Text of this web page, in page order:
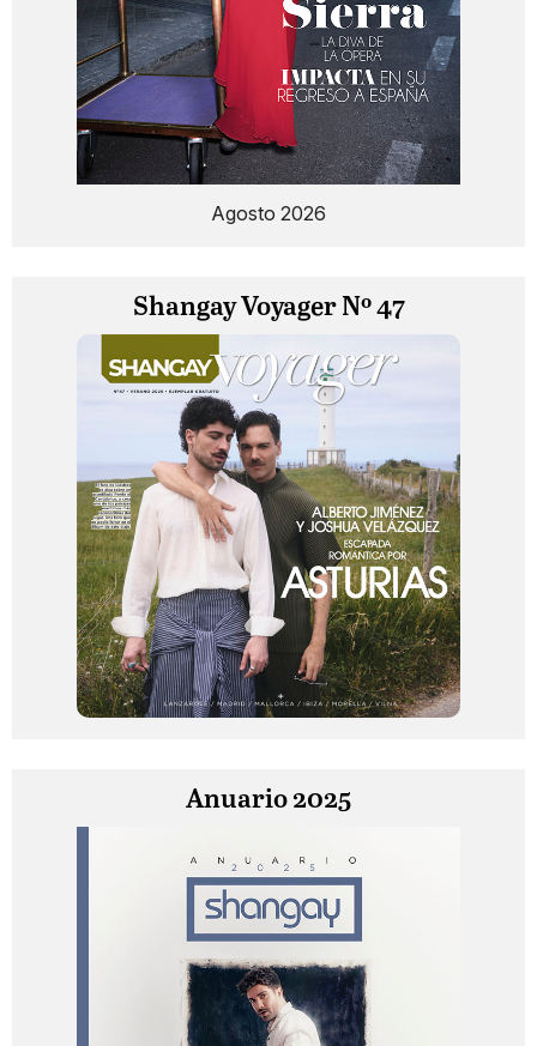
Agosto 2026
Shangay Voyager Nº 47
Anuario 2025